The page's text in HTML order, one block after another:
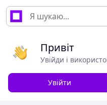
Привіт
Увійди і
Увійти